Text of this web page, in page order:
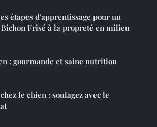
étapes d'apprentissage pour un
Frisé à la propreté en milieu
: gourmande et saine nutrition
le chien : soulagez avec le